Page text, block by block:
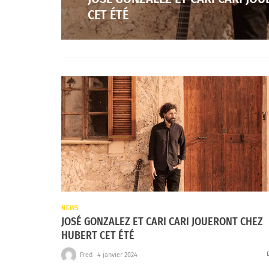
CET ÉTÉ
NEWS
JOSÉ GONZALEZ ET CARI CARI JOUERONT CHEZ
HUBERT CET ÉTÉ
Fred 4 janvier 2024